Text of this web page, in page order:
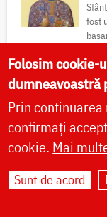
fost
Canon
Fotografii
Folosim
dumneavoastră
Prin
confirmați
cookie. Mai
Sunt de acord